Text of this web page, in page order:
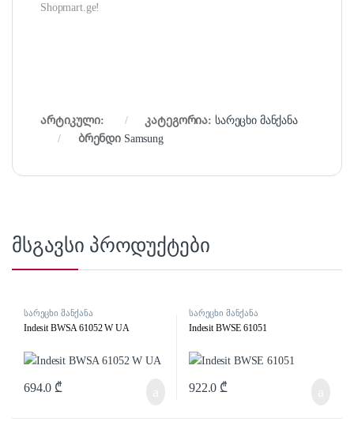
Shopmart.ge!
არტიკული: კატეგორია: სარეცხი მანქანა
ბრენდი Samsung
მსგავსი პროდუქტები
სარეცხი მანქანა
Indesit BWSA 61052 W UA
694.0 ₾
სარეცხი მანქანა
Indesit BWSE 61051
922.0 ₾